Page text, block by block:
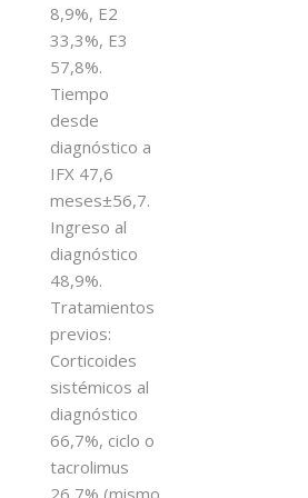
8,9%, E2
33,3%, E3
57,8%.
Tiempo
desde
diagnóstico a
IFX 47,6
meses±56,7.
Ingreso al
diagnóstico
48,9%.
Tratamientos
previos:
Corticoides
sistémicos al
diagnóstico
66,7%, ciclo o
tacrolimus
26,7% (mismo